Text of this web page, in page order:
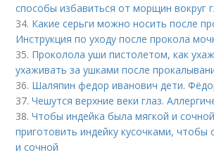
способы избавиться от морщин вокруг
34. Какие серьги можно носить после
Инструкция по уходу после прокола
35. Проколола уши пистолетом, как
ухаживать за ушками после
36. Шаляпин федор иванович дети.
37.Чешутся верхние веки глаз.
38.Чтобы индейка была мягкой и
приготовить индейку кусочками, чтобы
и сочной